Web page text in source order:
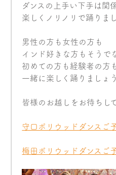
ダンスの上手い下手は関
楽しくノリノリで踊りま
男性の方も女性の方も
インド好きな方もそうで
初めての方も経験者の方も
一緒に楽しく踊りましょ
皆様のお越しをお待ちし
守口ボリウッドダンスご
梅田ボリウッドダンスご